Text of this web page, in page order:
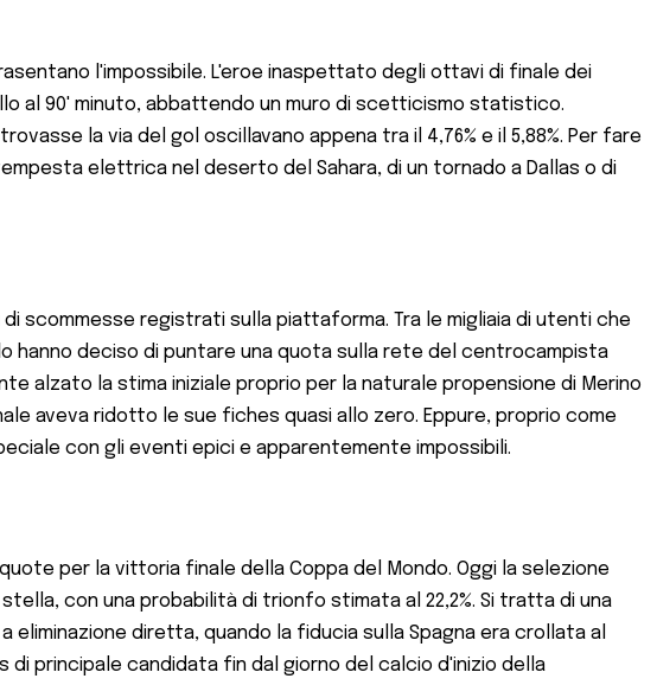
l'impossibile. L'eroe inaspettato degli ottavi di finale dei
al 90' minuto, abbattendo un muro di scetticismo statistico.
la via del gol oscillavano appena tra il 4,76% e il 5,88%. Per fare
elettrica nel deserto del Sahara, di un tornado a Dallas o di
scommesse registrati sulla piattaforma. Tra le migliaia di utenti che
deciso di puntare una quota sulla rete del centrocampista
alzato la stima iniziale proprio per la naturale propensione di Merino
aveva ridotto le sue fiches quasi allo zero. Eppure, proprio come
con gli eventi epici e apparentemente impossibili.
per la vittoria finale della Coppa del Mondo. Oggi la selezione
con una probabilità di trionfo stimata al 22,2%. Si tratta di una
diretta, quando la fiducia sulla Spagna era crollata al
di principale candidata fin dal giorno del calcio d'inizio della